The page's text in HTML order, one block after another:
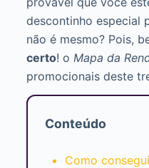
descontinho especial
não é mesmo? Pois,
certo! o Mapa da
promocionais deste
Conteúdo
Como